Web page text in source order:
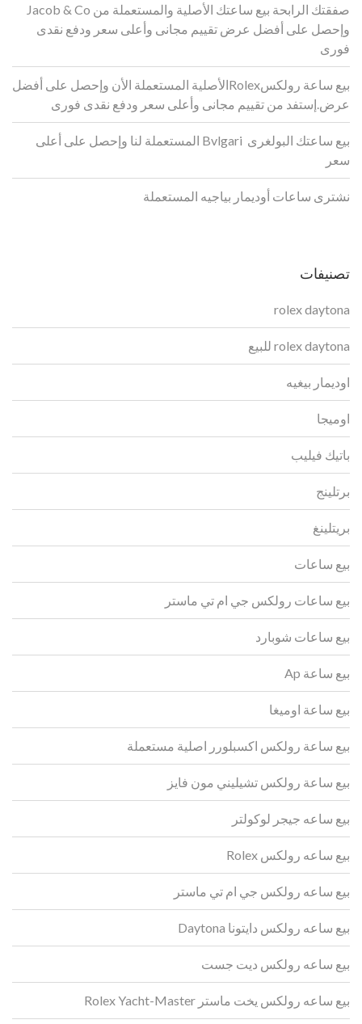
صفقتك الرابحة بيع ساعتك الأصلية والمستعملة من Jacob & Co
وإحصل على أفضل عرض تقييم مجانى وأعلى سعر ودفع نقدى
فورى
بيع ساعة رولكسRolexالأصلية المستعملة الأن وإحصل على أفضل
عرض.إستفد من تقييم مجانى وأعلى سعر ودفع نقدى فورى
بيع ساعتك البولغرى Bvlgari المستعملة لنا وإحصل على أعلى
سعر
نشترى ساعات أوديمار بياجيه المستعملة
تصنيفات
rolex daytona
rolex daytona للبيع
اوديمار بيغيه
اوميجا
باتيك فيليب
برتلينج
بريتلينغ
بيع ساعات
بيع ساعات رولكس جي ام تي ماستر
بيع ساعات شوبارد
بيع ساعة Ap
بيع ساعة اوميغا
بيع ساعة رولكس اكسبلورر اصلية مستعملة
بيع ساعة رولكس تشيليني مون فايز
بيع ساعه جيجر لوكولتر
بيع ساعه رولكس Rolex
بيع ساعه رولكس جي ام تي ماستر
بيع ساعه رولكس دايتونا Daytona
بيع ساعه رولكس ديت جست
بيع ساعه رولكس يخت ماستر Rolex Yacht-Master